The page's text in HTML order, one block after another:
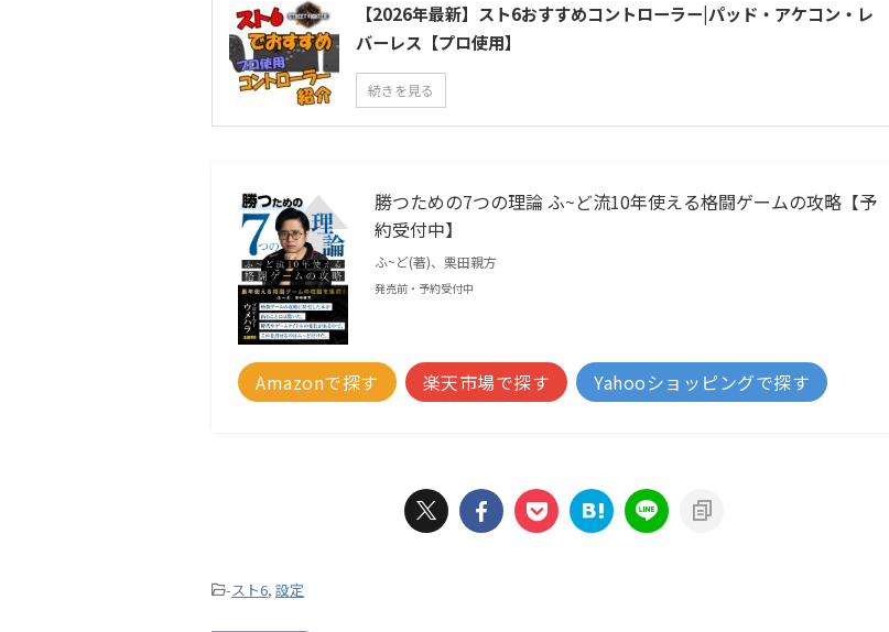
【2026年最新】スト6おすすめコントローラー|パッド・アケコン・レ
バーレス【プロ使用】
続きを見る
勝つための7つの理論 ふ~ど流10年使える格闘ゲームの攻略【予
約受付中】
ふ~ど(著)、栗田親方
発売前・予約受付中
Amazonで探す 楽天市場で探す Yahooショッピングで探す
-スト6, 設定